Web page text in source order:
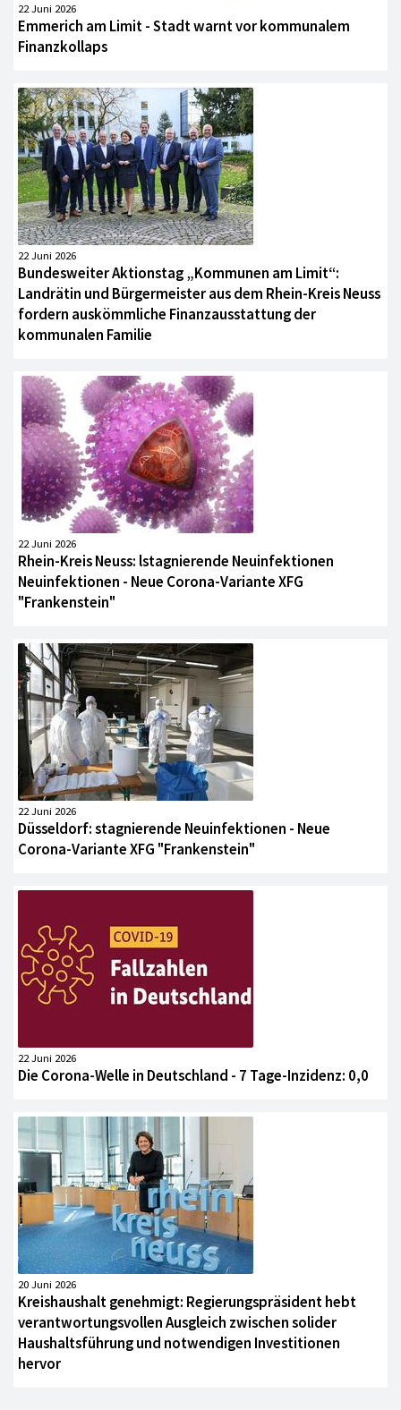
22 Juni 2026
Emmerich am Limit - Stadt warnt vor kommunalem
Finanzkollaps
22 Juni 2026
Bundesweiter Aktionstag „Kommunen am Limit“:
Landrätin und Bürgermeister aus dem Rhein-Kreis Neuss
fordern auskömmliche Finanzausstattung der
kommunalen Familie
22 Juni 2026
Rhein-Kreis Neuss: lstagnierende Neuinfektionen
Neuinfektionen - Neue Corona-Variante XFG
"Frankenstein"
22 Juni 2026
Düsseldorf: stagnierende Neuinfektionen - Neue
Corona-Variante XFG "Frankenstein"
22 Juni 2026
Die Corona-Welle in Deutschland - 7 Tage-Inzidenz: 0,0
20 Juni 2026
Kreishaushalt genehmigt: Regierungspräsident hebt
verantwortungsvollen Ausgleich zwischen solider
Haushaltsführung und notwendigen Investitionen
hervor